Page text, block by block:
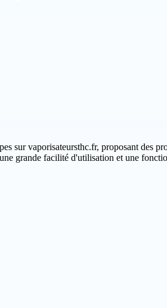
sur vaporisateursthc.fr, proposant des
grande facilité d'utilisation et une